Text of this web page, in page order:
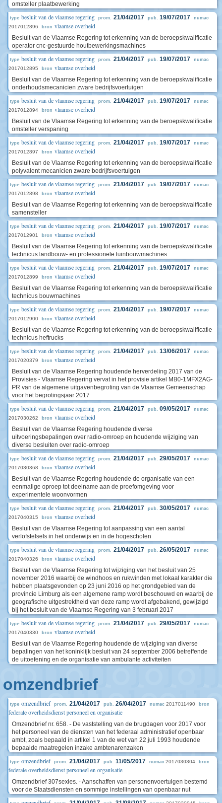
omsteller plaatbewerking
type besluit van de vlaamse regering prom. 21/04/2017 pub. 19/07/2017 numac
2017012896 bron vlaamse overheid
Besluit van de Vlaamse Regering tot erkenning van de beroepskwalificatie
operator cnc-gestuurde houtbewerkingsmachines
type besluit van de vlaamse regering prom. 21/04/2017 pub. 19/07/2017 numac
2017012895 bron vlaamse overheid
Besluit van de Vlaamse Regering tot erkenning van de beroepskwalificatie
onderhoudsmecanicien zware bedrijfsvoertuigen
type besluit van de vlaamse regering prom. 21/04/2017 pub. 19/07/2017 numac
2017012894 bron vlaamse overheid
Besluit van de Vlaamse Regering tot erkenning van de beroepskwalificatie
omsteller verspaning
type besluit van de vlaamse regering prom. 21/04/2017 pub. 19/07/2017 numac
2017012897 bron vlaamse overheid
Besluit van de Vlaamse Regering tot erkenning van de beroepskwalificatie
polyvalent mecanicien zware bedrijfsvoertuigen
type besluit van de vlaamse regering prom. 21/04/2017 pub. 19/07/2017 numac
2017012898 bron vlaamse overheid
Besluit van de Vlaamse Regering tot erkenning van de beroepskwalificatie
samensteller
type besluit van de vlaamse regering prom. 21/04/2017 pub. 19/07/2017 numac
2017012901 bron vlaamse overheid
Besluit van de Vlaamse Regering tot erkenning van de beroepskwalificatie
technicus landbouw- en professionele tuinbouwmachines
type besluit van de vlaamse regering prom. 21/04/2017 pub. 19/07/2017 numac
2017012899 bron vlaamse overheid
Besluit van de Vlaamse Regering tot erkenning van de beroepskwalificatie
technicus bouwmachines
type besluit van de vlaamse regering prom. 21/04/2017 pub. 19/07/2017 numac
2017012900 bron vlaamse overheid
Besluit van de Vlaamse Regering tot erkenning van de beroepskwalificatie
technicus heftrucks
type besluit van de vlaamse regering prom. 21/04/2017 pub. 13/06/2017 numac
2017020379 bron vlaamse overheid
Besluit van de Vlaamse Regering houdende herverdeling 2017 van de
Provisies - Vlaamse Regering vervat in het provisie artikel MB0-1MFX2AG-
PR van de algemene uitgavenbegroting van de Vlaamse Gemeenschap
voor het begrotingsjaar 2017
type besluit van de vlaamse regering prom. 21/04/2017 pub. 09/05/2017 numac
2017030262 bron vlaamse overheid
Besluit van de Vlaamse Regering houdende diverse
uitvoeringsbepalingen over radio-omroep en houdende wijziging van
diverse besluiten over radio-omroep
type besluit van de vlaamse regering prom. 21/04/2017 pub. 29/05/2017 numac
2017030368 bron vlaamse overheid
Besluit van de Vlaamse Regering houdende de organisatie van een
eenmalige oproep tot deelname aan de proefomgeving voor
experimentele woonvormen
type besluit van de vlaamse regering prom. 21/04/2017 pub. 30/05/2017 numac
2017040315 bron vlaamse overheid
Besluit van de Vlaamse Regering tot aanpassing van een aantal
verlofstelsels in het onderwijs en in de hogescholen
type besluit van de vlaamse regering prom. 21/04/2017 pub. 26/05/2017 numac
2017040326 bron vlaamse overheid
Besluit van de Vlaamse Regering tot wijziging van het besluit van 25
november 2016 waarbij de windhoos en rukwinden met lokaal karakter die
hebben plaatsgevonden op 23 juni 2016 op het grondgebied van de
provincie Limburg als een algemene ramp wordt beschouwd en waarbij de
geografische uitgestrektheid van deze ramp wordt afgebakend, gewijzigd
bij het besluit van de Vlaamse Regering van 3 februari 2017
type besluit van de vlaamse regering prom. 21/04/2017 pub. 29/05/2017 numac
2017040330 bron vlaamse overheid
Besluit van de Vlaamse Regering houdende de wijziging van diverse
bepalingen van het koninklijk besluit van 24 september 2006 betreffende
de uitoefening en de organisatie van ambulante activiteiten
omzendbrief
type omzendbrief prom. 21/04/2017 pub. 26/04/2017 numac 2017011490 bron
federale overheidsdienst personeel en organisatie
Omzendbrief nr. 658. - De vaststelling van de brugdagen voor 2017 voor
het personeel van de diensten van het federaal administratief openbaar
ambt, zoals bepaald in artikel 1 van de wet van 22 juli 1993 houdende
bepaalde maatregelen inzake ambtenarenzaken
type omzendbrief prom. 21/04/2017 pub. 11/05/2017 numac 2017030304 bron
federale overheidsdienst personeel en organisatie
Omzendbrief 307sexies. - Aanschaffen van personenvoertuigen bestemd
voor de Staatsdiensten en sommige instellingen van openbaar nut